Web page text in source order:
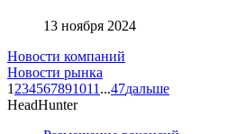
13 ноября 2024
Новости компаний
Новости рынка
1 234567891011 ...47дальше
HeadHunter